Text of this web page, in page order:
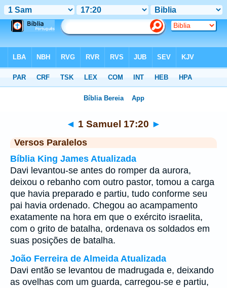
◄ 1 Samuel 17:20 ►
Versos Paralelos
Bíblia King James Atualizada
Davi levantou-se antes do romper da aurora,
deixou o rebanho com outro pastor, tomou a carga
que havia preparado e partiu, tudo conforme seu
pai havia ordenado. Chegou ao acampamento
exatamente na hora em que o exército israelita,
com o grito de batalha, ordenava os soldados em
suas posições de batalha.
João Ferreira de Almeida Atualizada
Davi então se levantou de madrugada e, deixando
as ovelhas com um guarda, carregou-se e partiu,